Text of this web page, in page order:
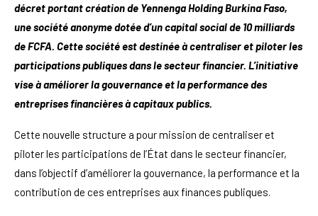
décret portant création de Yennenga Holding Burkina Faso,
une société anonyme dotée d’un capital social de 10 milliards
de FCFA. Cette société est destinée à centraliser et piloter les
participations publiques dans le secteur financier. L’initiative
vise à améliorer la gouvernance et la performance des
entreprises financières à capitaux publics.
Cette nouvelle structure a pour mission de centraliser et
piloter les participations de l’État dans le secteur financier,
dans l’objectif d’améliorer la gouvernance, la performance et la
contribution de ces entreprises aux finances publiques.